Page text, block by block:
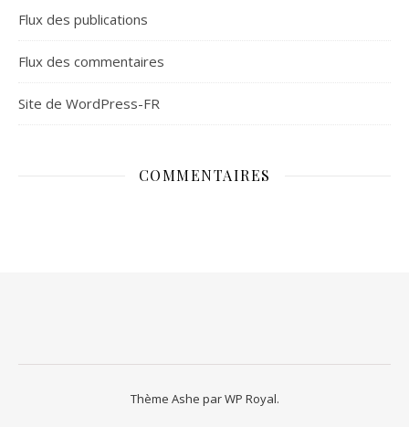
Flux des publications
Flux des commentaires
Site de WordPress-FR
COMMENTAIRES
Thème Ashe parWP Royal.